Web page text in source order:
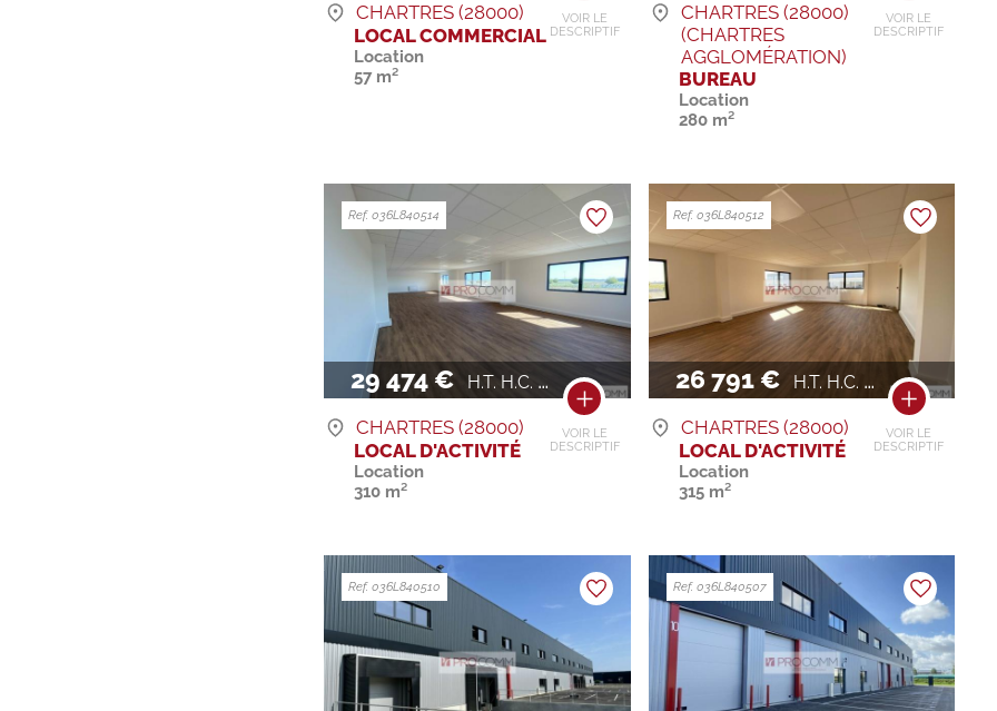
VOIR LE
DESCRIPTIF
CHARTRES (28000)
LOCAL COMMERCIAL
Location
57 m²
VOIR LE
DESCRIPTIF
CHARTRES (28000)
(CHARTRES
AGGLOMÉRATION)
BUREAU
Location
280 m²
29 474 € H.T. H.C. / AN
VOIR LE
DESCRIPTIF
Ref. 036L840514
CHARTRES (28000)
LOCAL D'ACTIVITÉ
Location
310 m²
26 791 € H.T. H.C. / AN
VOIR LE
DESCRIPTIF
Ref. 036L840512
CHARTRES (28000)
LOCAL D'ACTIVITÉ
Location
315 m²
Ref. 036L840510 Ref. 036L840507